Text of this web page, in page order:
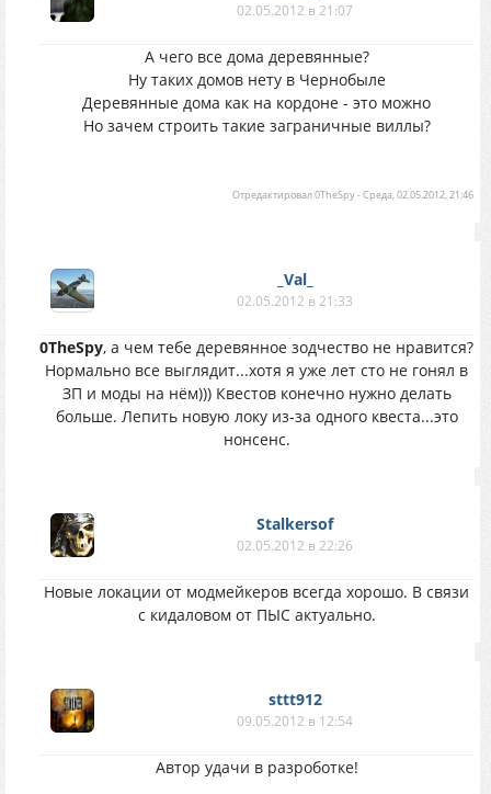
02.05.2012 в 21:07
А чего все дома деревянные?
Ну таких домов нету в Чернобыле
Деревянные дома как на кордоне - это можно
Но зачем строить такие заграничные виллы?
Отредактировал0TheSpy-Среда, 02.05.2012, 21:46
_Val_
02.05.2012 в 21:33
0TheSpy, а чем тебе деревянное зодчество не нравится?
Нормально все выглядит...хотя я уже лет сто не гонял в
ЗП и моды на нём))) Квестов конечно нужно делать
больше. Лепить новую локу из-за одного квеста...это
нонсенс.
Stalkersof
02.05.2012 в 22:26
Новые локации от модмейкеров всегда хорошо. В связи
с кидаловом от ПЫС актуально.
sttt912
09.05.2012 в 12:54
Автор удачи в разроботке!